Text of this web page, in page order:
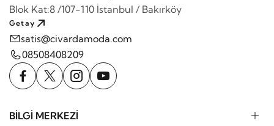
Blok Kat:8 /107-110 İstanbul / Bakırköy
Getay
satis@civardamoda.com
08508408209
BİLGİ MERKEZİ